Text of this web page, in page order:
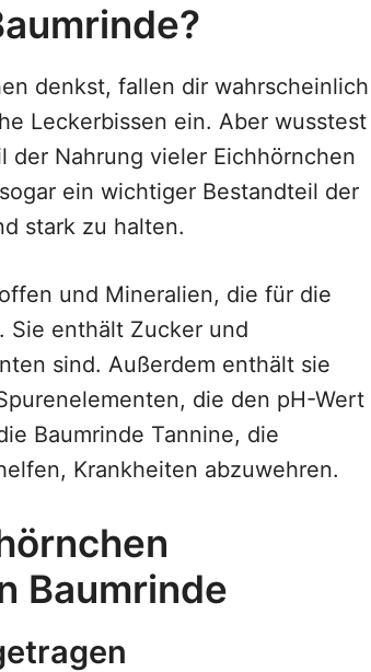
denkst, fallen dir wahrscheinlich
Leckerbissen ein. Aber wusstest
der Nahrung vieler Eichhörnchen
ein wichtiger Bestandteil der
stark zu halten.
und Mineralien, die für die
Sie enthält Zucker und
sind. Außerdem enthält sie
die den pH-Wert
Baumrinde Tannine, die
Krankheiten abzuwehren.
Baumrinde